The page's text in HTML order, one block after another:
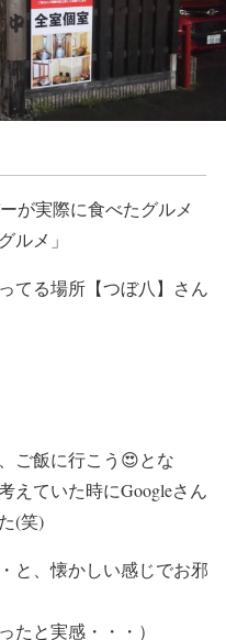
が実際に食べたグルメ
ルメ」
てる場所 【つぼ八】 さん
ご飯に行こう😍とな
えていた時にGoogleさん
(笑)
と、懐かしい感じでお邪
たと実感・・・）